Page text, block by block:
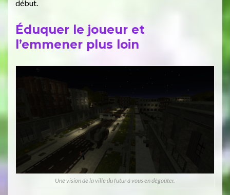
début.
Éduquer le joueur et
l’emmener plus loin
Une vision de la ville du futur à vous en dégoûter.